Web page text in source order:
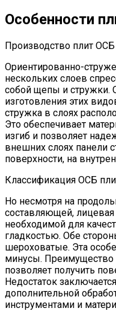
Особенности
Производство плит ОСБ
Ориентированно-
нескольких слоев
собой щепы и стружки.
изготовления этих
стружка в слоях
Это обеспечивает
изгиб и позволяет
внешних слоях панели
поверхности, на
Классификация ОСБ
Но несмотря на
составляющей, лицевая
необходимой для
гладкостью. Обе
шероховатые. Эта
минусы. Преимущество
позволяет получить
Недостаток
дополнительной
инструментами и